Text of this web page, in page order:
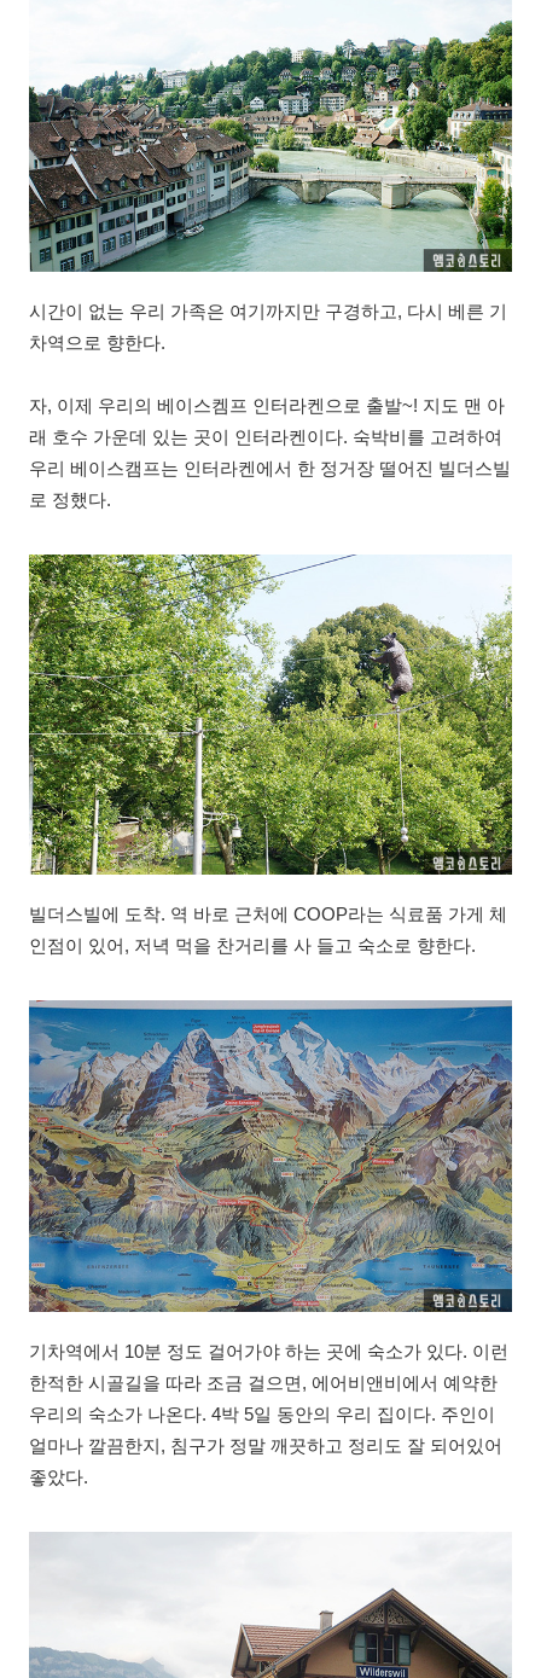
시간이 없는 우리 가족은 여기까지만 구경하고, 다시 베른 기
차역으로 향한다.
자, 이제 우리의 베이스켐프 인터라켄으로 출발~! 지도 맨 아
래 호수 가운데 있는 곳이 인터라켄이다. 숙박비를 고려하여
우리 베이스캠프는 인터라켄에서 한 정거장 떨어진 빌더스빌
로 정했다.
빌더스빌에 도착. 역 바로 근처에 COOP라는 식료품 가게 체
인점이 있어, 저녁 먹을 찬거리를 사 들고 숙소로 향한다.
기차역에서 10분 정도 걸어가야 하는 곳에 숙소가 있다. 이런
한적한 시골길을 따라 조금 걸으면, 에어비앤비에서 예약한
우리의 숙소가 나온다. 4박 5일 동안의 우리 집이다. 주인이
얼마나 깔끔한지, 침구가 정말 깨끗하고 정리도 잘 되어있어
좋았다.